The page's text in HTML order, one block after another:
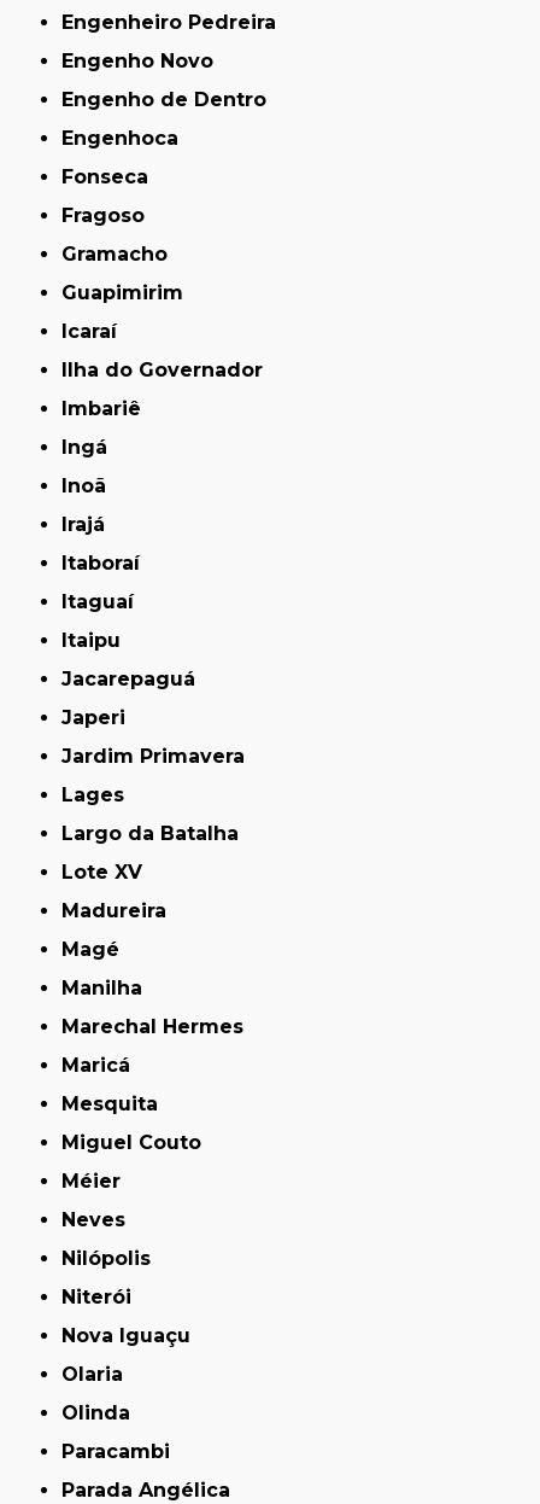
Engenheiro Pedreira
Engenho Novo
Engenho de Dentro
Engenhoca
Fonseca
Fragoso
Gramacho
Guapimirim
Icaraí
Ilha do Governador
Imbariê
Ingá
Inoã
Irajá
Itaboraí
Itaguaí
Itaipu
Jacarepaguá
Japeri
Jardim Primavera
Lages
Largo da Batalha
Lote XV
Madureira
Magé
Manilha
Marechal Hermes
Maricá
Mesquita
Miguel Couto
Méier
Neves
Nilópolis
Niterói
Nova Iguaçu
Olaria
Olinda
Paracambi
Parada Angélica